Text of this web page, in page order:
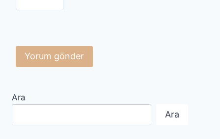
Ara
Ara